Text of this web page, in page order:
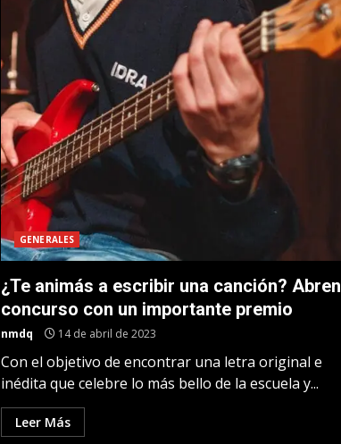
GENERALES
¿Te animás a escribir una canción? Abren
concurso con un importante premio
nmdq 14 de abril de 2023
Con el objetivo de encontrar una letra original e
inédita que celebre lo más bello de la escuela y...
Leer Más